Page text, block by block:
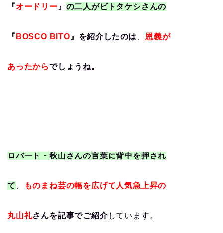
『オードリー 』 の二人がビトタケシさんの
『 BOSCO BITO 』を紹介したのは 恩義が
あったからでしょうね。
ロバート・秋山さんの言葉に背中を押され
て ものまね芸の幅を広げて人気急上昇の
丸山礼さんを記事でご紹介しています。